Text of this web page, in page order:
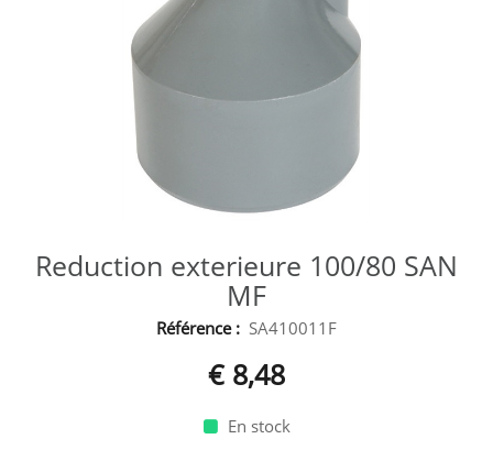
Reduction exterieure 100/80 SAN
MF
Référence : SA410011F
€ 8,48
En stock